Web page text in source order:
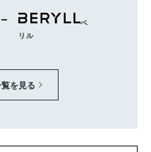
ベ
リル
を見る